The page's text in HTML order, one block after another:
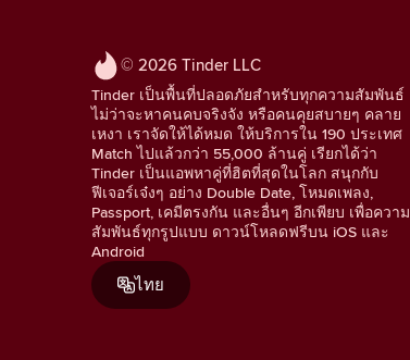
© 2026 Tinder LLC
Tinder เป็นพื้นที่ปลอดภัยสำหรับทุกความสัมพันธ์
ไม่ว่าจะหาคนคบจริงจัง หรือคนคุยสบายๆ คลาย
เหงา เราจัดให้ได้หมด ให้บริการใน 190 ประเทศ
Match ไปแล้วกว่า 55,000 ล้านคู่ เรียกได้ว่า
Tinder เป็นแอพหาคู่ที่ฮิตที่สุดในโลก สนุกกับ
ฟีเจอร์เจ๋งๆ อย่าง Double Date, โหมดเพลง,
Passport, เคมีตรงกัน และอื่นๆ อีกเพียบ เพื่อความ
สัมพันธ์ทุกรูปแบบ ดาวน์โหลดฟรีบน iOS และ
Android
ไทย